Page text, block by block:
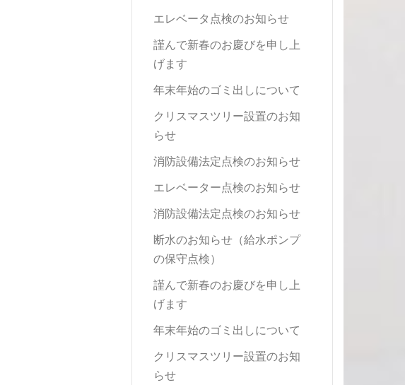
エレベータ点検のお知らせ
謹んで新春のお慶びを申し上
げます
年末年始のゴミ出しについて
クリスマスツリー設置のお知
らせ
消防設備法定点検のお知らせ
エレベーター点検のお知らせ
消防設備法定点検のお知らせ
断水のお知らせ（給水ポンプ
の保守点検）
謹んで新春のお慶びを申し上
げます
年末年始のゴミ出しについて
クリスマスツリー設置のお知
らせ